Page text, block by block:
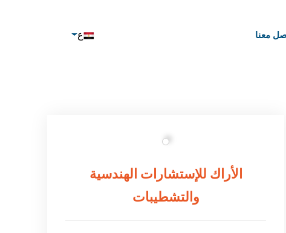
معنا ع
الأراك للإستشارات الهندسية
والتشطيبات